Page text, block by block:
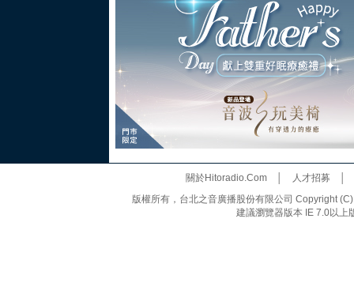
關於Hitoradio.Com│ 人才招募
版權所有，台北之音廣播股份有限公司 Copyright
建議瀏覽器版本 IE 7.0以上